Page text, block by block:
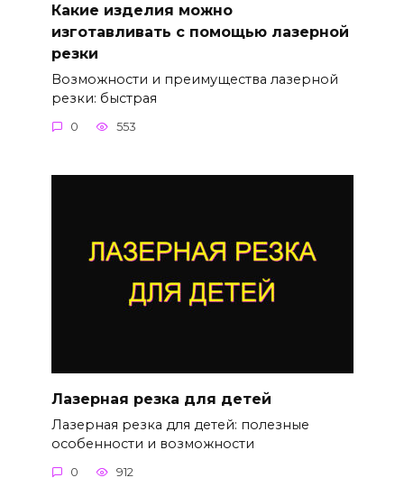
Какие изделия можно
изготавливать с помощью лазерной
резки
Возможности и преимущества лазерной
резки: быстрая
0 553
Лазерная резка для детей
Лазерная резка для детей: полезные
особенности и возможности
0 912